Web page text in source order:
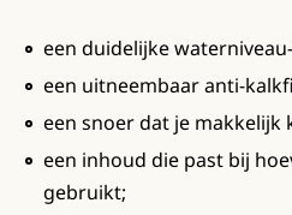
een duidelijke
een uitneembaar anti-
een snoer dat je makkelijk
een inhoud die past bij
gebruikt;